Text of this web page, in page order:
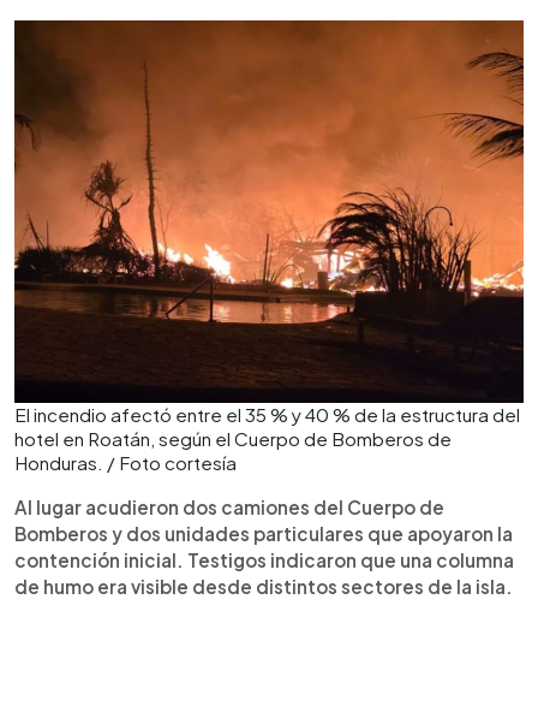
El incendio afectó entre el 35 % y 40 % de la estructura del
hotel en Roatán, según el Cuerpo de Bomberos de
Honduras. / Foto cortesía
Al lugar acudieron dos camiones del Cuerpo de
Bomberos y dos unidades particulares que apoyaron la
contención inicial. Testigos indicaron que una columna
de humo era visible desde distintos sectores de la isla.